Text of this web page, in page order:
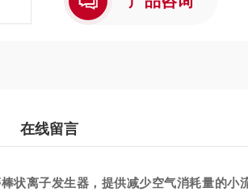
在线留言
状离子发生器 ，提供减少空气消耗量的小